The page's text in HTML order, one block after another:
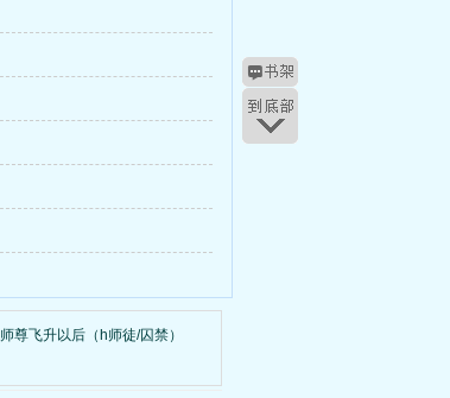
师尊飞升以后（h师徒/囚禁）